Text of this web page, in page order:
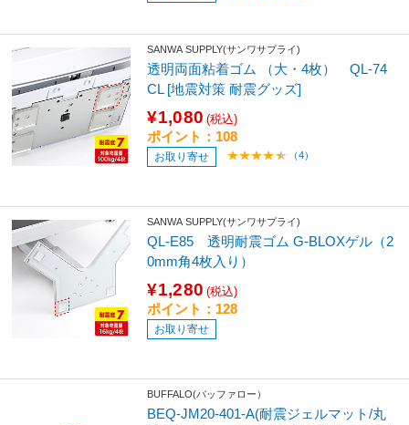
SANWA SUPPLY(サンワサプライ)
透明両面粘着ゴム （大・4枚） QL-74
CL [地震対策 耐震グッズ]
¥1,080 (税込)
ポイント：108
お取り寄せ （4）
SANWA SUPPLY(サンワサプライ)
QL-E85 透明耐震ゴム G-BLOXゲル（2
0mm角4枚入り）
¥1,280 (税込)
ポイント：128
お取り寄せ
BUFFALO(バッファロー）
BEQ-JM20-401-A(耐震ジェルマット/丸